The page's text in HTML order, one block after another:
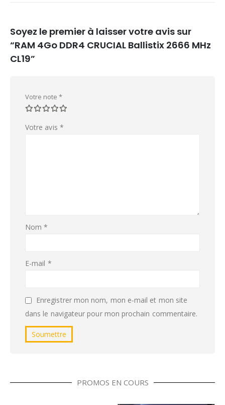
Soyez le premier à laisser votre avis sur
“RAM 4Go DDR4 CRUCIAL Ballistix 2666 MHz
CL19”
Votre note *
Votre avis *
Nom*
E-mail *
Enregistrer mon nom, mon e-mail et mon site
dans le navigateur pour mon prochain commentaire.
PROMOS EN COURS